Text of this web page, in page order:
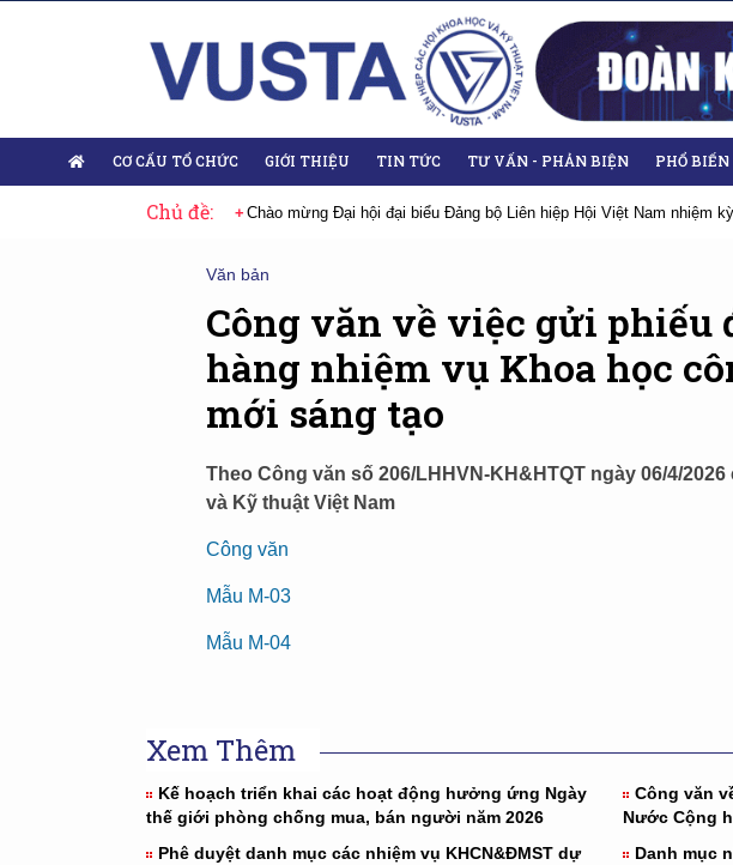
CƠ CẤU TỔ CHỨC GIỚI THIỆU TIN TỨC TƯ VẤN - PHẢN BIỆN PHỔ
Chủ đề:
hội lần thứ XIV của Đảng Chào mừng Đại hội đại biểu Đảng bộ Liên hiệp Hội Việt Nam nhiệm
Văn bản
Công văn về việc gửi phiếu
hàng nhiệm vụ Khoa học
mới sáng tạo
Theo Công văn số 206/LHHVN-KH&HTQT ngày 06/4/
và Kỹ thuật Việt Nam
Công văn
Mẫu M-03
Mẫu M-04
Xem Thêm
Kế hoạch triển khai các hoạt động hưởng ứng Ngày
thế giới phòng chống mua, bán người năm 2026
Công văn
Nước Cộng
Phê duyệt danh mục các nhiệm vụ KHCN&ĐMST dự
Danh mục